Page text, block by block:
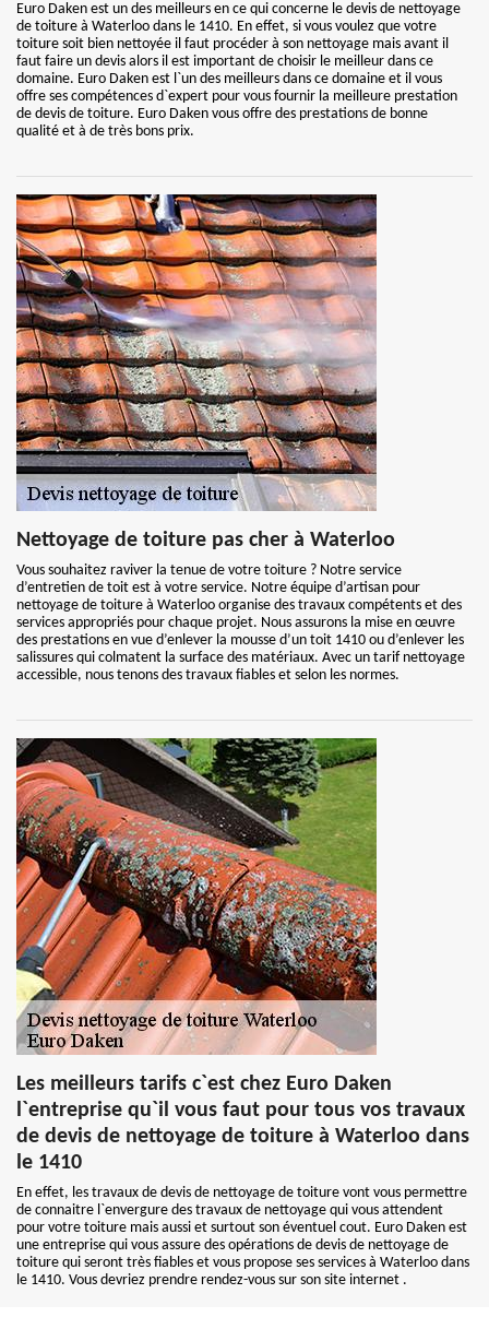
Euro Daken est un des meilleurs en ce qui concerne le devis de nettoyage
de toiture à Waterloo dans le 1410. En effet, si vous voulez que votre
toiture soit bien nettoyée il faut procéder à son nettoyage mais avant il
faut faire un devis alors il est important de choisir le meilleur dans ce
domaine. Euro Daken est l`un des meilleurs dans ce domaine et il vous
offre ses compétences d`expert pour vous fournir la meilleure prestation
de devis de toiture. Euro Daken vous offre des prestations de bonne
qualité et à de très bons prix.
Nettoyage de toiture pas cher à Waterloo
Vous souhaitez raviver la tenue de votre toiture ? Notre service
d’entretien de toit est à votre service. Notre équipe d’artisan pour
nettoyage de toiture à Waterloo organise des travaux compétents et des
services appropriés pour chaque projet. Nous assurons la mise en œuvre
des prestations en vue d’enlever la mousse d’un toit 1410 ou d’enlever les
salissures qui colmatent la surface des matériaux. Avec un tarif nettoyage
accessible, nous tenons des travaux fiables et selon les normes.
Les meilleurs tarifs c`est chez Euro Daken
l`entreprise qu`il vous faut pour tous vos travaux
de devis de nettoyage de toiture à Waterloo dans
le 1410
En effet, les travaux de devis de nettoyage de toiture vont vous permettre
de connaitre l`envergure des travaux de nettoyage qui vous attendent
pour votre toiture mais aussi et surtout son éventuel cout. Euro Daken est
une entreprise qui vous assure des opérations de devis de nettoyage de
toiture qui seront très fiables et vous propose ses services à Waterloo dans
le 1410. Vous devriez prendre rendez-vous sur son site internet .